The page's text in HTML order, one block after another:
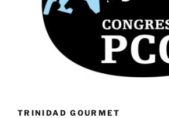
TRINIDAD GOURMET